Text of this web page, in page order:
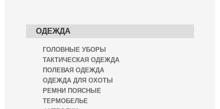
ОДЕЖДА
ГОЛОВНЫЕ УБОРЫ
ТАКТИЧЕСКАЯ ОДЕЖДА
ПОЛЕВАЯ ОДЕЖДА
ОДЕЖДА ДЛЯ ОХОТЫ
РЕМНИ ПОЯСНЫЕ
ТЕРМОБЕЛЬЕ